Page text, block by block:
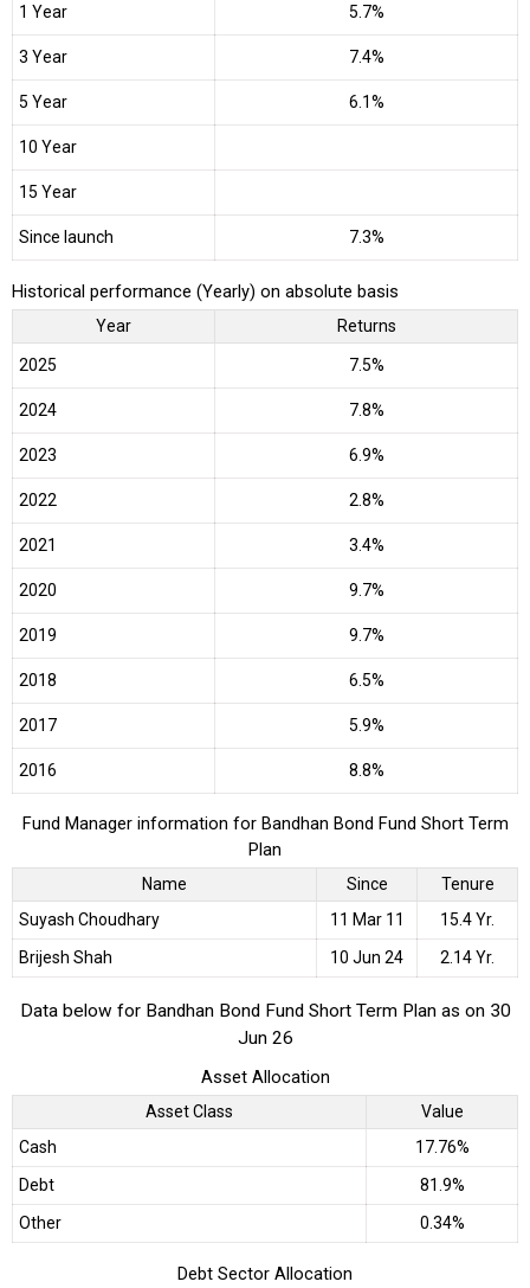
1 Year 5.7%
3 Year 7.4%
5 Year 6.1%
10 Year
15 Year
Since launch 7.3%
Historical performance (Yearly) on absolute basis
Year Returns
2025 7.5%
2024 7.8%
2023 6.9%
2022 2.8%
2021 3.4%
2020 9.7%
2019 9.7%
2018 6.5%
2017 5.9%
2016 8.8%
Fund Manager information for Bandhan Bond Fund Short Term
Plan
Name Since
Tenure
Suyash Choudhary
11 Mar 11
15.4 Yr.
Brijesh Shah
10 Jun 24 2.14 Yr.
Data below for Bandhan Bond Fund Short Term Plan as on 30
Jun 26
Asset Allocation
Asset Class
Value
Cash
17.76%
Debt
81.9%
Other
0.34%
Debt Sector Allocation